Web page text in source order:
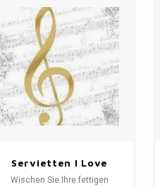
Servietten I Love
Music Gold mit
Wischen Sie Ihre fettigen